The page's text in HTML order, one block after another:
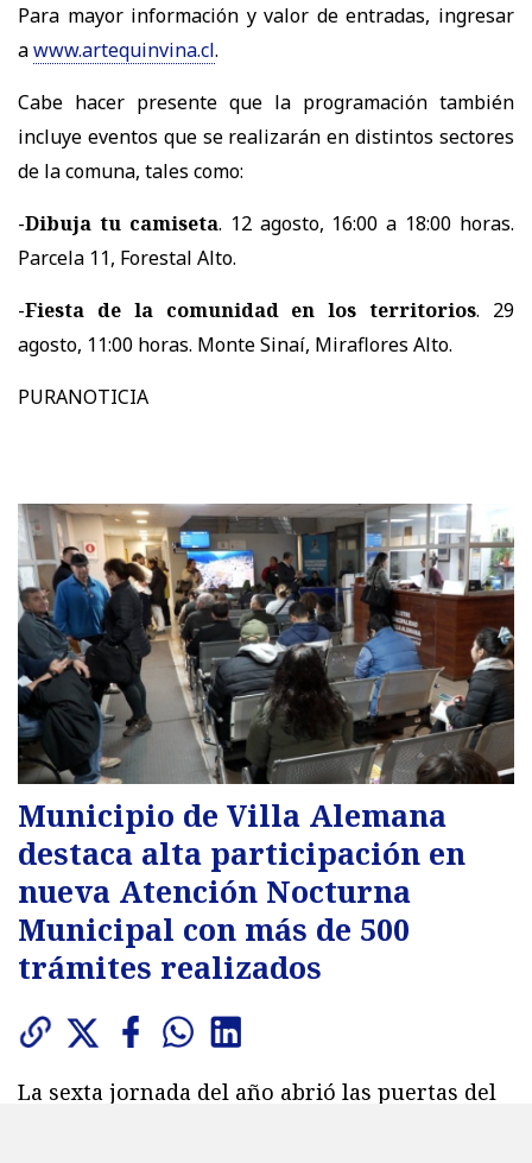
Para mayor información y valor de entradas, ingresar
awww.artequinvina.cl.
Cabe hacer presente que la programación también
incluye eventos que se realizarán en distintos sectores
de la comuna, tales como:
-Dibuja tu camiseta. 12 agosto, 16:00 a 18:00 horas.
Parcela 11, Forestal Alto.
-Fiesta de la comunidad en los territorios. 29
agosto, 11:00 horas. Monte Sinaí, Miraflores Alto.
PURANOTICIA
Municipio de Villa Alemana
destaca alta participación en
nueva Atención Nocturna
Municipal con más de 500
trámites realizados
La sexta jornada del año abrió las puertas del